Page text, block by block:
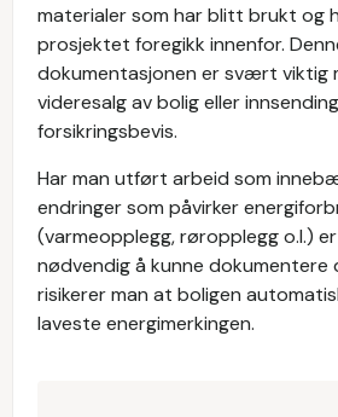
materialer som har blitt brukt og
prosjektet foregikk innenfor.
dokumentasjonen er svært viktig
videresalg av bolig eller
forsikringsbevis.
Har man utført arbeid som
endringer som påvirker
(varmeopplegg, røropplegg o.l.)
nødvendig å kunne dokumentere
risikerer man at boligen
laveste energimerkingen.